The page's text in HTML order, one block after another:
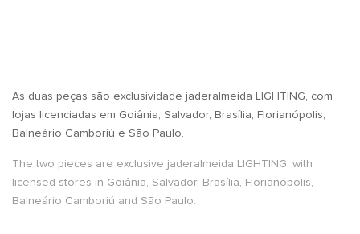
As duas peças são exclusividade jaderalmeida LIGHTING, com
lojas licenciadas em Goiânia, Salvador, Brasília, Florianópolis,
Balneário Camboriú e São Paulo.
The two pieces are exclusive jaderalmeida LIGHTING, with
licensed stores in Goiânia, Salvador, Brasília, Florianópolis,
Balneário Camboriú and São Paulo.